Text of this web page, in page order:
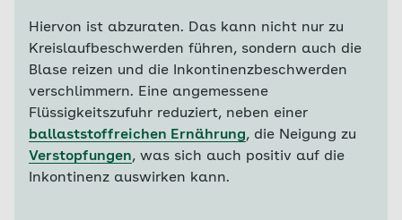
Hiervon ist abzuraten. Das kann nicht nur zu
Kreislaufbeschwerden führen, sondern auch die
Blase reizen und die Inkontinenzbeschwerden
verschlimmern. Eine angemessene
Flüssigkeitszufuhr reduziert, neben einer
ballaststoffreichen Ernährung, die Neigung zu
Verstopfungen, was sich auch positiv auf die
Inkontinenz auswirken kann.